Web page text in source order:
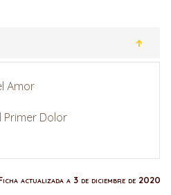
Amor
Primer Dolor
actualizada a 3 de diciembre de 2020